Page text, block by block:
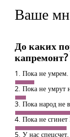
Ваше
До каких
капремонт?
1. Пока не умрем.
2. Пока не умрут
3. Пока народ не
4. Пока не сгинет
5. У нас